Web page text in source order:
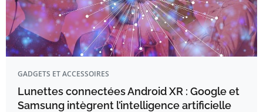
GADGETS ET ACCESSOIRES
Lunettes connectées Android XR : Google et
Samsung intègrent l’intelligence artificielle